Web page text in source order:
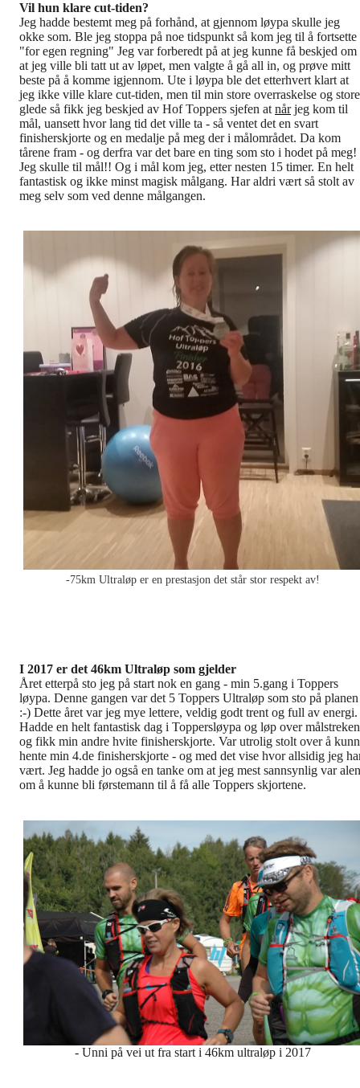
Vil hun klare cut-tiden?
Jeg hadde bestemt meg på forhånd, at gjennom løypa skulle jeg
okke som. Ble jeg stoppa på noe tidspunkt så kom jeg til å fortsette
"for egen regning" Jeg var forberedt på at jeg kunne få beskjed om
at jeg ville bli tatt ut av løpet, men valgte å gå all in, og prøve mitt
beste på å komme igjennom. Ute i løypa ble det etterhvert klart at
jeg ikke ville klare cut-tiden, men til min store overraskelse og store
glede så fikk jeg beskjed av Hof Toppers sjefen at nårjeg kom til
mål, uansett hvor lang tid det ville ta - så ventet det en svart
finisherskjorte og en medalje på meg der i målområdet. Da kom
tårene fram - og derfra var det bare en ting som sto i hodet på meg!
Jeg skulle til mål!! Og i mål kom jeg, etter nesten 15 timer. En helt
fantastisk og ikke minst magisk målgang. Har aldri vært så stolt av
meg selv som ved denne målgangen.
-75km Ultraløp er en prestasjon det står stor respekt av!
I 2017 er det 46km Ultraløp som gjelder
Året etterpå sto jeg på start nok en gang - min 5.gang i Toppers
løypa. Denne gangen var det 5 Toppers Ultraløp som sto på planen
:-) Dette året var jeg mye lettere, veldig godt trent og full av energi.
Hadde en helt fantastisk dag i Toppersløypa og løp over målstreken
og fikk min andre hvite finisherskjorte. Var utrolig stolt over å
hente min 4.de finisherskjorte - og med det vise hvor allsidig jeg
vært. Jeg hadde jo også en tanke om at jeg mest sannsynlig var
om å kunne bli førstemann til å få alle Toppers skjortene.
- Unni på vei ut fra start i 46km ultraløp i 2017